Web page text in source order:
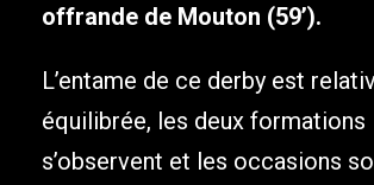
offrande de Mouton (59’).
L’entame de ce derby est
équilibrée, les deux formations
s’observent et les occasions